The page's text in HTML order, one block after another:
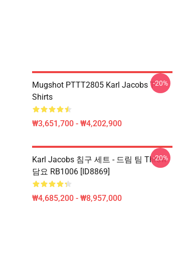
Mugshot PTTT2805 Karl Jacobs T-
Shirts
₩3,651,700 - ₩4,202,900
-20%
Karl Jacobs 침구 세트 - 드림 팀 Throw
담요 RB1006 [ID8869]
₩4,685,200 - ₩8,957,000
-20%